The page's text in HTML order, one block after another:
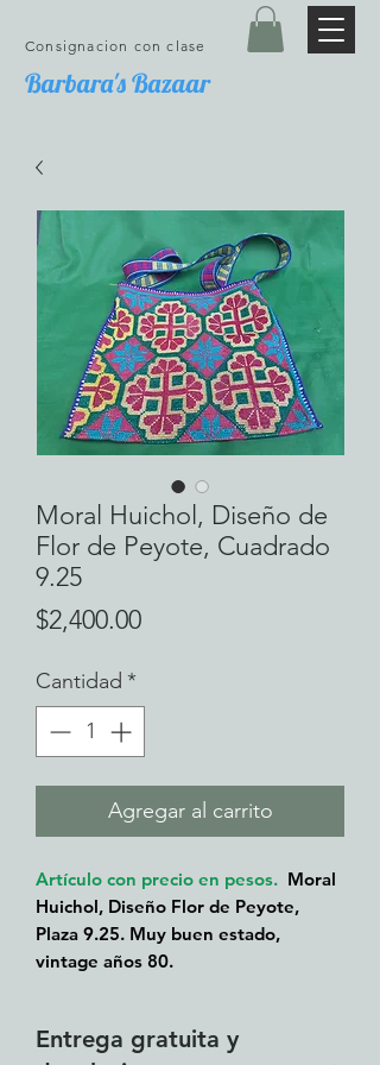
Barbara's Bazaar
Consignacion con clase
Moral Huichol, Diseño de
Flor de Peyote, Cuadrado
9.25
$2,400.00Precio
Cantidad *
Agregar al carrito
Artículo con precio en pesos. Moral
Huichol, Diseño Flor de Peyote,
Plaza 9.25. Muy buen estado,
vintage años 80.
Entrega gratuita y